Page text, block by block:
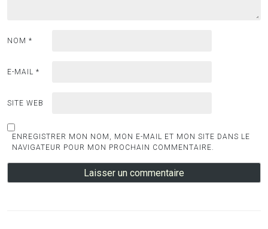
NOM *
E-MAIL *
SITE WEB
ENREGISTRER MON NOM, MON E-MAIL ET MON SITE DANS LE
NAVIGATEUR POUR MON PROCHAIN COMMENTAIRE.